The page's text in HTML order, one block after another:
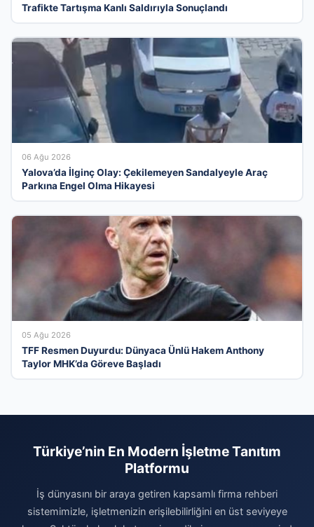
Trafikte Tartışma Kanlı Saldırıyla Sonuçlandı
06 Ağu 2026
Yalova’da İlginç Olay: Çekilemeyen Sandalyeyle Araç
Parkına Engel Olma Hikayesi
05 Ağu 2026
TFF Resmen Duyurdu: Dünyaca Ünlü Hakem Anthony
Taylor MHK’da Göreve Başladı
Türkiye’nin En Modern İşletme Tanıtım
Platformu
İş dünyasını bir araya getiren kapsamlı firma rehberi
sistemimizle, işletmenizin erişilebilirliğini en üst seviyeye